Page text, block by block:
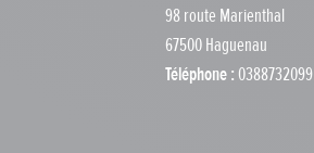
98 route Marienthal
67500 Haguenau
Téléphone : 0388732099